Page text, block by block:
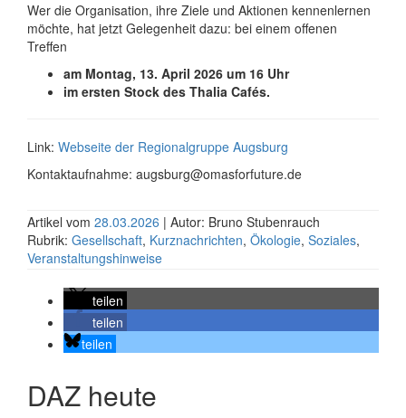
Wer die Organisation, ihre Ziele und Aktionen kennen­lernen
möchte, hat jetzt Gelegen­heit dazu: bei einem offenen
Treffen
am Montag, 13. April 2026 um 16 Uhr
im ersten Stock des Thalia Cafés.
Link: Webseite der Regionalgruppe Augsburg
Kontaktaufnahme: augsburg@omasforfuture.de
Artikel vom 28.03.2026 | Autor: Bruno Stubenrauch
Rubrik: Gesellschaft, Kurznachrichten, Ökologie, Soziales,
Veranstaltungshinweise
teilen
teilen
teilen
DAZ heute